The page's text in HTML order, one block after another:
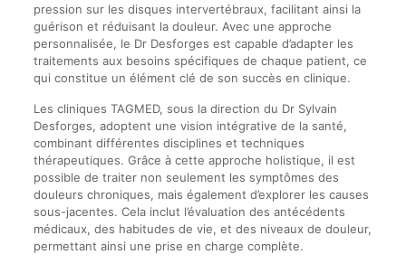
pression sur les disques intervertébraux, facilitant ainsi la
guérison et réduisant la douleur. Avec une approche
personnalisée, le Dr Desforges est capable d’adapter les
traitements aux besoins spécifiques de chaque patient, ce
qui constitue un élément clé de son succès en clinique.
Les cliniques TAGMED, sous la direction du Dr Sylvain
Desforges, adoptent une vision intégrative de la santé,
combinant différentes disciplines et techniques
thérapeutiques. Grâce à cette approche holistique, il est
possible de traiter non seulement les symptômes des
douleurs chroniques, mais également d’explorer les causes
sous-jacentes. Cela inclut l’évaluation des antécédents
médicaux, des habitudes de vie, et des niveaux de douleur,
permettant ainsi une prise en charge complète.